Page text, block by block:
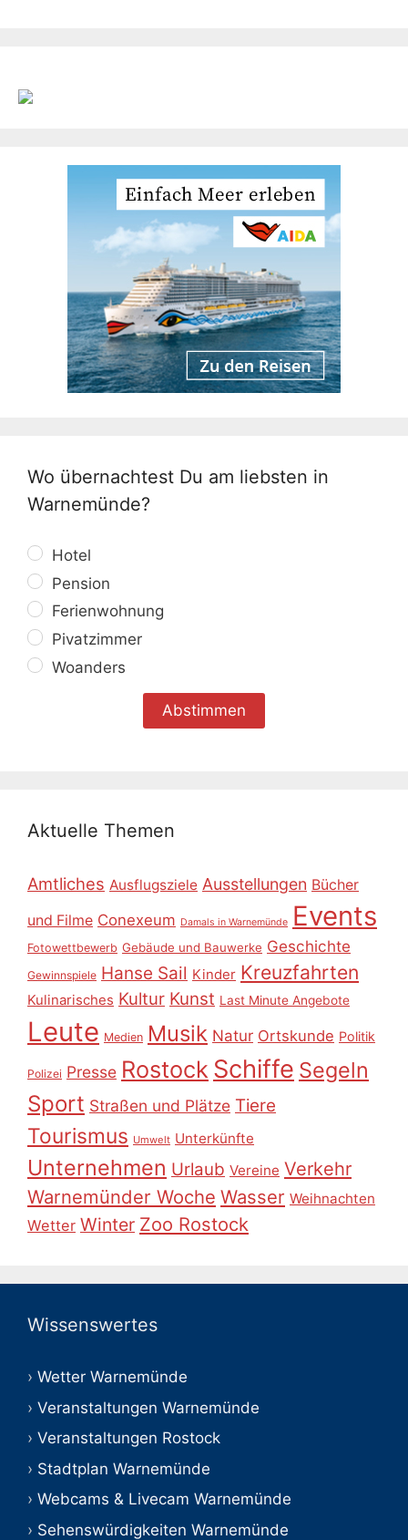
Wo übernachtest Du am liebsten in
Warnemünde?
Hotel
Pension
Ferienwohnung
Pivatzimmer
Woanders
Aktuelle Themen
Amtliches Ausflugsziele Ausstellungen Bücher
und Filme Conexeum Damals in Warnemünde Events
Fotowettbewerb Gebäude und Bauwerke Geschichte
Gewinnspiele Hanse Sail Kinder Kreuzfahrten
Kulinarisches Kultur Kunst Last Minute Angebote
Leute Medien Musik Natur Ortskunde Politik
Polizei Presse Rostock Schiffe Segeln
Sport Straßen und Plätze Tiere
Tourismus Umwelt Unterkünfte
Unternehmen Urlaub Vereine Verkehr
Warnemünder Woche Wasser Weihnachten
Wetter Winter Zoo Rostock
Wissenswertes
Wetter Warnemünde
Veranstaltungen Warnemünde
Veranstaltungen Rostock
Stadtplan Warnemünde
Webcams & Livecam Warnemünde
Sehenswürdigkeiten Warnemünde